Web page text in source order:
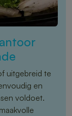
uitgebreid te
en
voldoet.